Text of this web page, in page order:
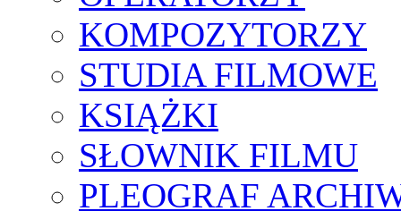
KOMPOZYTORZY
STUDIA FILMOWE
KSIĄŻKI
SŁOWNIK FILMU
PLEOGRAF